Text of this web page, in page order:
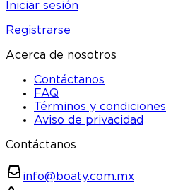
Iniciar sesión
Registrarse
Acerca de nosotros
Contáctanos
FAQ
Términos y condiciones
Aviso de privacidad
Contáctanos
info@boaty.com.mx